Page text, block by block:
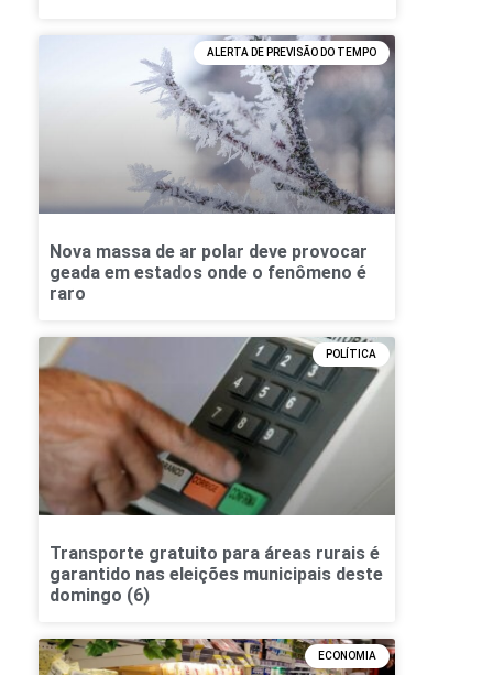
ALERTA DE PREVISÃO DO TEMPO
Nova massa de ar polar deve provocar
geada em estados onde o fenômeno é
raro
POLÍTICA
Transporte gratuito para áreas rurais é
garantido nas eleições municipais deste
domingo (6)
ECONOMIA